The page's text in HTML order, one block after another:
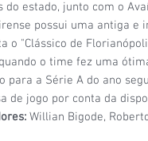
do estado, junto com o
possui uma antiga e
o "Clássico de
o time fez uma
para a Série A do ano
de jogo por conta da
Willian Bigode,